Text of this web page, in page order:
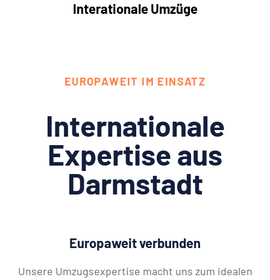
Interationale Umzüge
EUROPAWEIT IM EINSATZ
Internationale
Expertise aus
Darmstadt
Europaweit verbunden
Unsere Umzugsexpertise macht uns zum idealen